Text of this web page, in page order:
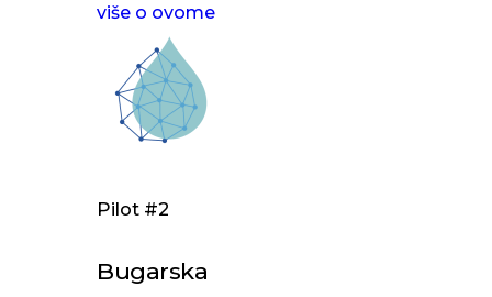
više o ovome
Pilot #2
Bugarska